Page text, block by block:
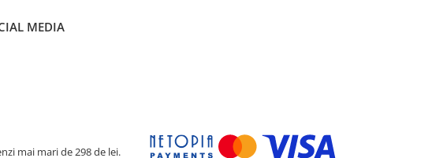
MEDIA
mai mari de 298 de lei.